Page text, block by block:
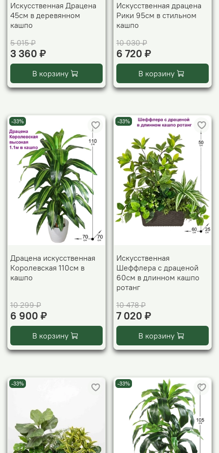
Искусственная Драцена
45см в деревянном
кашпо
5 015 ₽
3 360 ₽
В корзину
Искусственная драцена
Рики 95см в стильном
кашпо
10 030 ₽
6 720 ₽
В корзину
-33%
Драцена искусственная
Королевская 110см в
кашпо
10 299 ₽
6 900 ₽
В корзину
-33%
Искусственная
Шеффлера с драценой
60см в длинном кашпо
ротанг
10 478 ₽
7 020 ₽
В корзину
-33% -33%